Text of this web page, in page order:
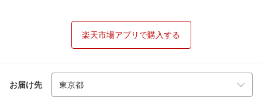
楽天市場アプリで購入する
お届け先